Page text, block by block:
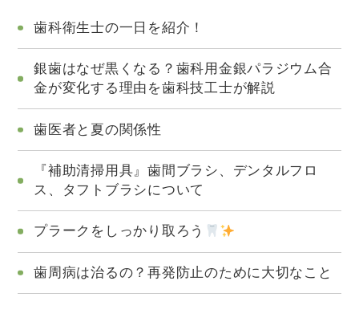
歯科衛生士の一日を紹介！
銀歯はなぜ黒くなる？歯科用金銀パラジウム合
金が変化する理由を歯科技工士が解説
歯医者と夏の関係性
『補助清掃用具』歯間ブラシ、デンタルフロ
ス、タフトブラシについて
プラークをしっかり取ろう
歯周病は治るの？再発防止のために大切なこと